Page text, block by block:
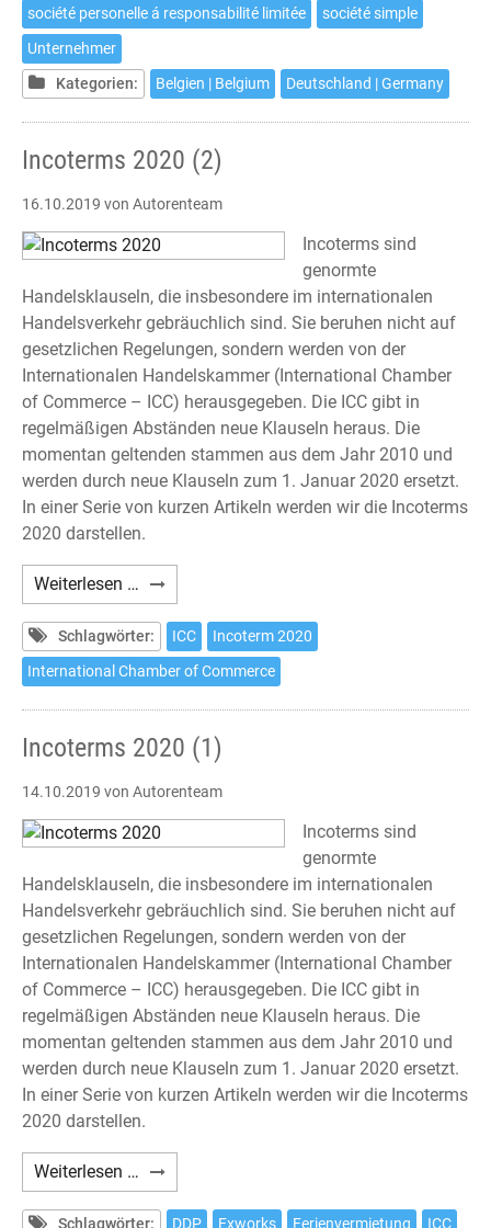
société personelle á responsabilité limitée
société simple
Unternehmer
Kategorien:
Belgien | Belgium Deutschland | Germany
Incoterms 2020 (2)
16.10.2019 von Autorenteam
Incoterms sind
genormte
Handelsklauseln, die insbesondere im internationalen
Handelsverkehr gebräuchlich sind. Sie beruhen nicht auf
gesetzlichen Regelungen, sondern werden von der
Internationalen Handelskammer (International Chamber
of Commerce – ICC) herausgegeben. Die ICC gibt in
regelmäßigen Abständen neue Klauseln heraus. Die
momentan geltenden stammen aus dem Jahr 2010 und
werden durch neue Klauseln zum 1. Januar 2020 ersetzt.
In einer Serie von kurzen Artikeln werden wir die Incoterms
2020 darstellen.
Weiterlesen … Incoterms
2020
(2)
Schlagwörter: ICC
Incoterm 2020
International Chamber of Commerce
Incoterms 2020 (1)
14.10.2019 von Autorenteam
Incoterms sind
genormte
Handelsklauseln, die insbesondere im internationalen
Handelsverkehr gebräuchlich sind. Sie beruhen nicht auf
gesetzlichen Regelungen, sondern werden von der
Internationalen Handelskammer (International Chamber
of Commerce – ICC) herausgegeben. Die ICC gibt in
regelmäßigen Abständen neue Klauseln heraus. Die
momentan geltenden stammen aus dem Jahr 2010 und
werden durch neue Klauseln zum 1. Januar 2020 ersetzt.
In einer Serie von kurzen Artikeln werden wir die Incoterms
2020 darstellen.
Weiterlesen … Incoterms
2020
(1)
Schlagwörter: DDP Exworks Ferienvermietung
ICC